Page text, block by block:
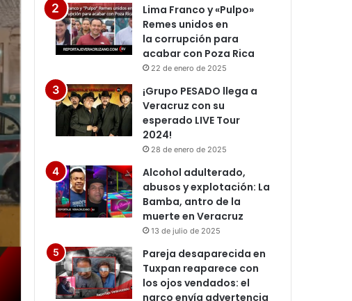
Lima Franco y «Pulpo»
Remes unidos en
la corrupción para
acabar con Poza Rica
22 de enero de 2025
¡Grupo PESADO llega a
Veracruz con su
esperado LIVE Tour
2024!
28 de enero de 2025
Alcohol adulterado,
abusos y explotación: La
Bamba, antro de la
muerte en Veracruz
13 de julio de 2025
Pareja desaparecida en
Tuxpan reaparece con
los ojos vendados: el
narco envía advertencia